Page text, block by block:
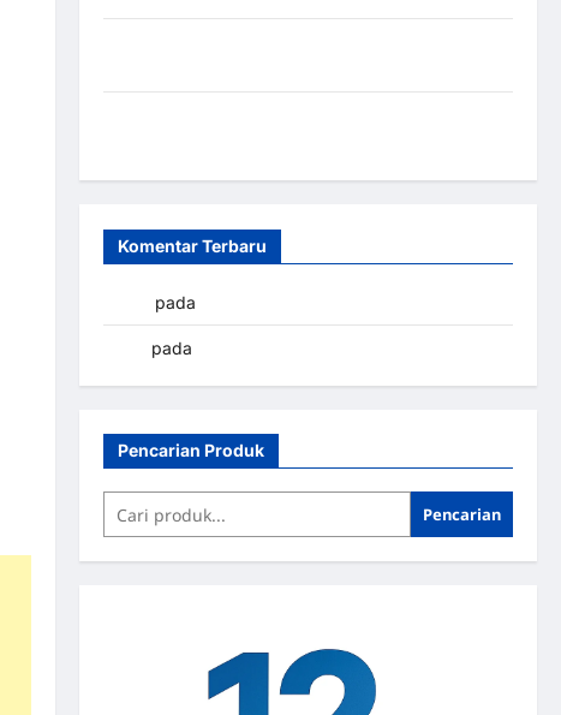
Komentar Terbaru
pada
pada
Pencarian Produk
Pencarian